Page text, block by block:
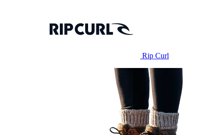
Rip Curl